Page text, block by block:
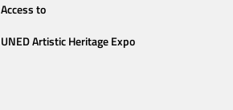
Access to
UNED Artistic Heritage Expo